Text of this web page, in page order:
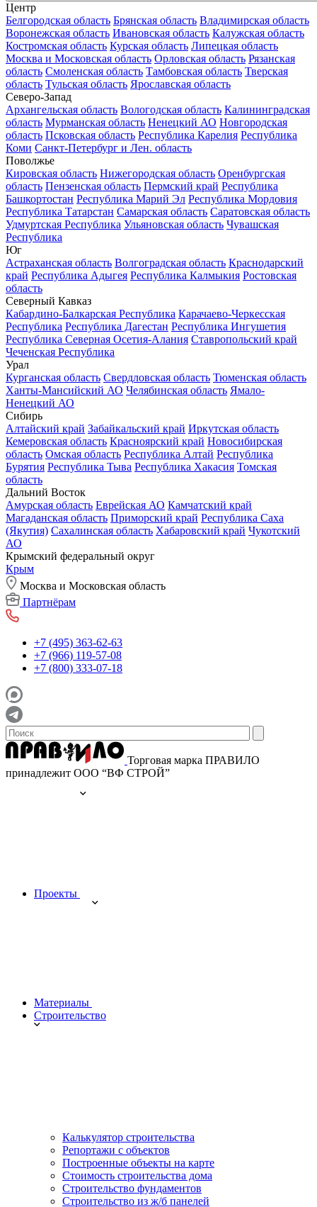
Центр
Белгородская область Брянская область Владимирская область
Воронежская область Ивановская область Калужская область
Костромская область Курская область Липецкая область
Москва и Московская область Орловская область Рязанская
область Смоленская область Тамбовская область Тверская
область Тульская область Ярославская область
Северо-Запад
Архангельская область Вологодская область Калининградская
область Мурманская область Ненецкий АО Новгородская
область Псковская область Республика Карелия Республика
Коми Санкт-Петербург и Лен. область
Поволжье
Кировская область Нижегородская область Оренбургская
область Пензенская область Пермский край Республика
Башкортостан Республика Марий Эл Республика Мордовия
Республика Татарстан Самарская область Саратовская область
Удмуртская Республика Ульяновская область Чувашская
Республика
Юг
Астраханская область Волгоградская область Краснодарский
край Республика Адыгея Республика Калмыкия Ростовская
область
Северный Кавказ
Кабардино-Балкарская Республика Карачаево-Черкесская
Республика Республика Дагестан Республика Ингушетия
Республика Северная Осетия-Алания Ставропольский край
Чеченская Республика
Урал
Курганская область Свердловская область Тюменская область
Ханты-Мансийский АО Челябинская область Ямало-
Ненецкий АО
Сибирь
Алтайский край Забайкальский край Иркутская область
Кемеровская область Красноярский край Новосибирская
область Омская область Республика Алтай Республика
Бурятия Республика Тыва Республика Хакасия Томская
область
Дальний Восток
Амурская область Еврейская АО Камчатский край
Магаданская область Приморский край Республика Саха
(Якутия) Сахалинская область Хабаровский край Чукотский
АО
Крымский федеральный округ
Крым
Москва и Московская область
Партнёрам
+7 (495) 363-62-63
+7 (966) 119-57-08
+7 (800) 333-07-18
Торговая марка ПРАВИЛО
принадлежит ООО “ВФ СТРОЙ”
Проекты
Материалы
Строительство
Калькулятор строительства
Репортажи с объектов
Построенные объекты на карте
Стоимость строительства дома
Строительство фундаментов
Строительство из ж/б панелей